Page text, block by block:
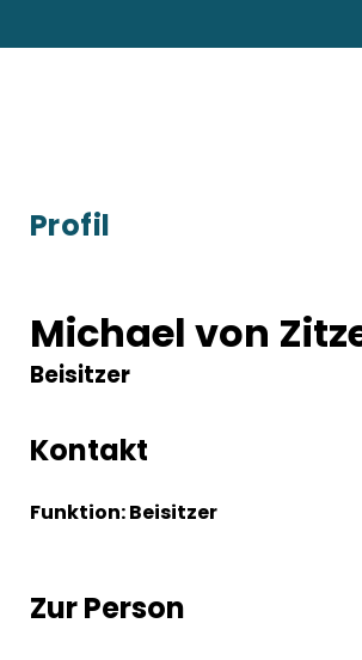
Profil
Michael von
Beisitzer
Kontakt
Funktion: Beisitzer
Zur Person